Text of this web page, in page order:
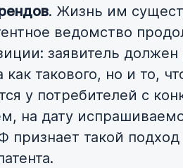
. Жизнь им
ведомство
заявитель должен
такового, но и то,
у потребителей с
на дату
признает такой